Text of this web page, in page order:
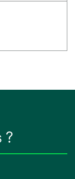
?